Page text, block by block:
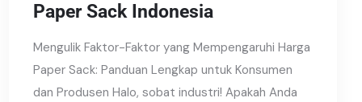
Paper Sack Indonesia
Mengulik Faktor-Faktor yang Mempengaruhi Harga
Paper Sack: Panduan Lengkap untuk Konsumen
dan Produsen Halo, sobat industri! Apakah Anda